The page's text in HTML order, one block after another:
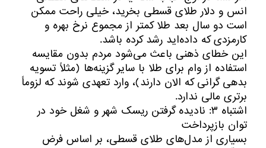
انس و دلار طلای قسطی بخرید، خیلی راحت ممکن
است دو سال بعد طلا کمتر از مجموع نرخ بهره و
کارمزدی که داده‌اید رشد کرده باشد.
این خطای ذهنی باعث می‌شود مردم بدون مقایسه
استفاده از وام برای طلا با سایر گزینه‌ها (مثلاً تسویه
بدهی گرانی که الان دارند)، وارد تعهدی شوند که لزوماً
برتری مالی ندارد.
اشتباه ۳: نادیده گرفتن ریسک شهر و شغل خود در
توان بازپرداخت
بسیاری از مدل‌های طلای قسطی، بر اساس فرض